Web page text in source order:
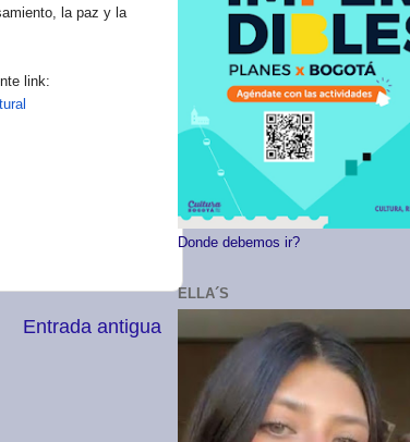
la paz y la
link:
Entrada antigua
Donde debemos ir?
ELLA´S